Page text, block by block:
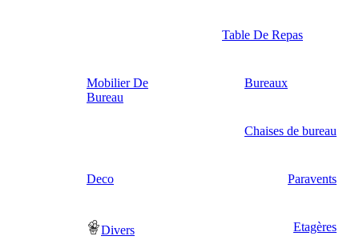
Table De Repas
Mobilier De
Bureau
Bureaux
Chaises de bureau
Deco Paravents
Divers Etagères